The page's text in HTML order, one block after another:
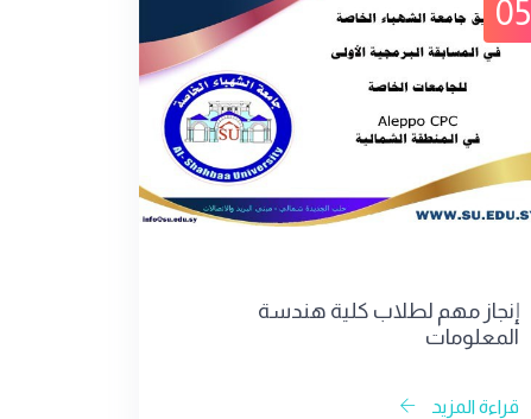
05
إنجاز مهم لطلاب كلية هندسة
المعلومات
قراءة المزيد